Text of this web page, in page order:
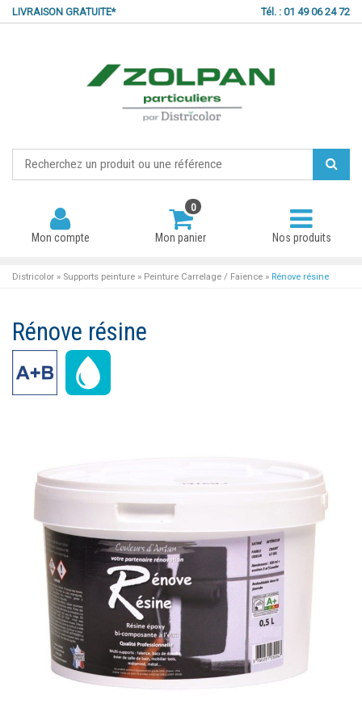
LIVRAISON GRATUITE* Tél. : 01 49 06 24 72
Mon compte
Mot de passe oublié ?
0
Mon panier Nos produits
Districolor » Supports peinture » Peinture Carrelage / Faïence » Rénove résine
Rénove résine